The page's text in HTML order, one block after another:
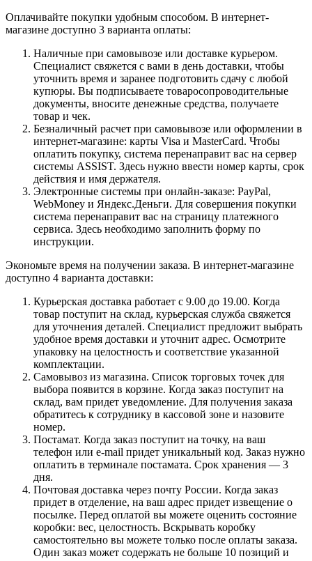
Оплачивайте покупки удобным способом. В интернет-
магазине доступно 3 варианта оплаты:
Наличные при самовывозе или доставке курьером.
Специалист свяжется с вами в день доставки, чтобы
уточнить время и заранее подготовить сдачу с любой
купюры. Вы подписываете товаросопроводительные
документы, вносите денежные средства, получаете
товар и чек.
Безналичный расчет при самовывозе или оформлении в
интернет-магазине: карты Visa и MasterCard. Чтобы
оплатить покупку, система перенаправит вас на сервер
системы ASSIST. Здесь нужно ввести номер карты, срок
действия и имя держателя.
Электронные системы при онлайн-заказе: PayPal,
WebMoney и Яндекс.Деньги. Для совершения покупки
система перенаправит вас на страницу платежного
сервиса. Здесь необходимо заполнить форму по
инструкции.
Экономьте время на получении заказа. В интернет-магазине
доступно 4 варианта доставки:
Курьерская доставка работает с 9.00 до 19.00. Когда
товар поступит на склад, курьерская служба свяжется
для уточнения деталей. Специалист предложит выбрать
удобное время доставки и уточнит адрес. Осмотрите
упаковку на целостность и соответствие указанной
комплектации.
Самовывоз из магазина. Список торговых точек для
выбора появится в корзине. Когда заказ поступит на
склад, вам придет уведомление. Для получения заказа
обратитесь к сотруднику в кассовой зоне и назовите
номер.
Постамат. Когда заказ поступит на точку, на ваш
телефон или e-mail придет уникальный код. Заказ нужно
оплатить в терминале постамата. Срок хранения — 3
дня.
Почтовая доставка через почту России. Когда заказ
придет в отделение, на ваш адрес придет извещение о
посылке. Перед оплатой вы можете оценить состояние
коробки: вес, целостность. Вскрывать коробку
самостоятельно вы можете только после оплаты заказа.
Один заказ может содержать не больше 10 позиций и